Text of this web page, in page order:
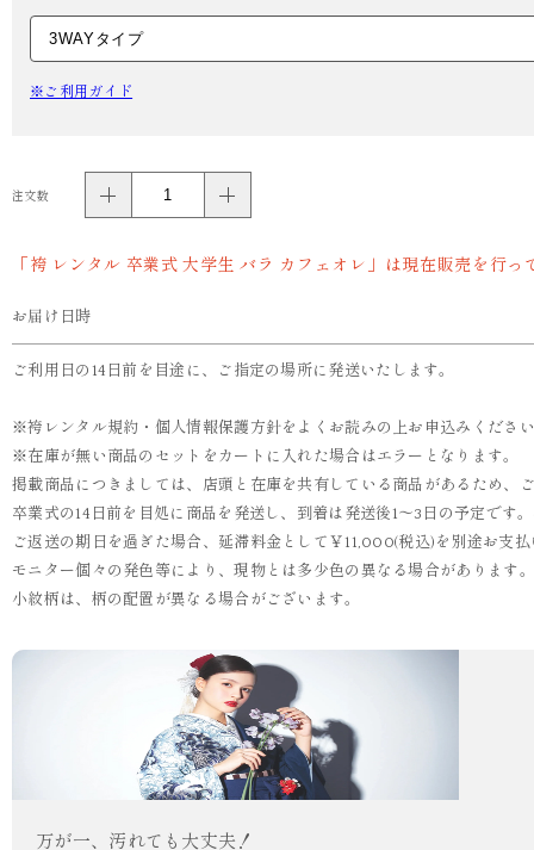
※ご利用ガイド
注文数
「袴 レンタル 卒業式 大学生 バラ カフェオレ」は現在販売を行っ
お届け日時
ご利用日の14日前を目途に、ご指定の場所に発送いたします。
※袴レンタル規約・個人情報保護方針をよくお読みの上お申込みくださ
※在庫が無い商品のセットをカートに入れた場合はエラーとなります。
掲載商品につきましては、店頭と在庫を共有している商品があるため
卒業式の14日前を目処に商品を発送し、到着は発送後1～3日の予定で
ご返送の期日を過ぎた場合、延滞料金として￥11,000(税込)を別途お支
モニター個々の発色等により、現物とは多少色の異なる場合があります。
小紋柄は、柄の配置が異なる場合がございます。
万が一、汚れても大丈夫！